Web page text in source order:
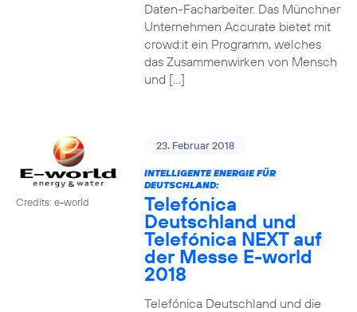
Daten-Facharbeiter. Das Münchner
Unternehmen Accurate bietet mit
crowd:it ein Programm, welches
das Zusammenwirken von Mensch
und […]
Credits: e-world
23. Februar 2018
INTELLIGENTE ENERGIE FÜR
DEUTSCHLAND:
Telefónica
Deutschland und
Telefónica NEXT auf
der Messe E-world
2018
Telefónica Deutschland und die